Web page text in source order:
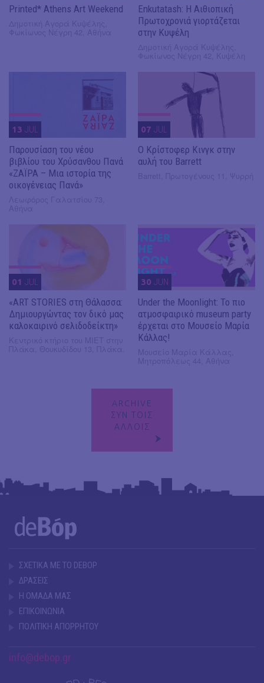
Printed* Athens Art Weekend
Enkutatash: Η Αιθιοπική
Πρωτοχρονιά γιορτάζεται
στην Κυψέλη
13 JUL
Παρουσίαση του νέου
βιβλίου του Χρύσανθου Πανά
«ΖΑΪΡΑ – Μια ιστορία της
οικογένειας Πανά»
07 JUL
O Κρίστοφερ Κινγκ στην
αυλή του Barrett
01 JUL
«ART STORIES στη Θάλασσα:
Δημιουργώντας τον δικό μας
καλοκαιρινό σελιδοδείκτη»
30 JUN
Under the Moonlight: Το πιο
ατμοσφαιρικό museum party
έρχεται στο Μουσείο Μαρία
Κάλλας!
ARCHIVE
ΣΥΝ ΤΟΙΣ
ΑΛΛΟΙΣ
ΣΧΕΤΙΚΑ ΜΕ ΤΟ DEBOP
ΔΡΑΣΕΙΣ
Η ΟΜΑΔΑ ΜΑΣ
ΕΠΙΚΟΙΝΩΝΙΑ
ΠΟΛΙΤΙΚΗ ΑΠΟΡΡΗΤΟΥ
info@debop.gr